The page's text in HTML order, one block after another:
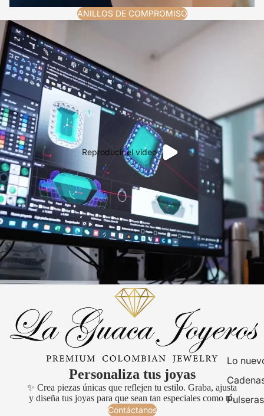
Lo
Pulseras
ANILLOS DE COMPROMISO
Reproducir el video
Personaliza tus joyas
✨ Crea piezas únicas que reflejen tu estilo. Graba, ajusta
y diseña tus joyas para que sean tan especiales como tú.
Contáctanos